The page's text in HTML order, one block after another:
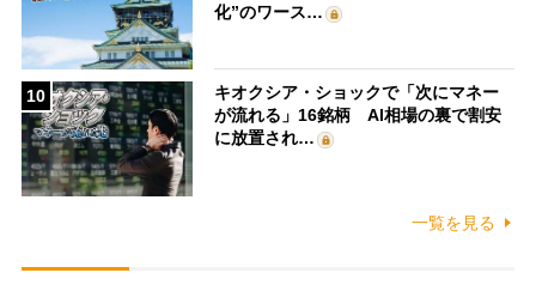
化”のワース…
10
キオクシア・ショックで「次にマネー
が流れる」16銘柄 AI相場の裏で割安
に放置され…
一覧を見る